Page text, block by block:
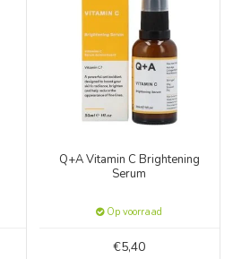
Q+A Vitamin C Brightening
Serum
Op voorraad
€5,40